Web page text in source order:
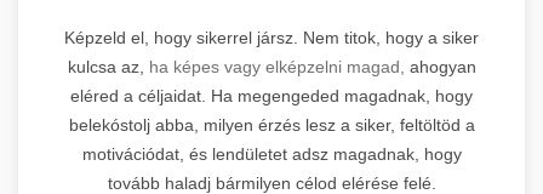
Képzeld el, hogy sikerrel jársz. Nem titok, hogy a siker
kulcsa az, ha képes vagy elképzelni magad, ahogyan
eléred a céljaidat. Ha megengeded magadnak, hogy
belekóstolj abba, milyen érzés lesz a siker, feltöltöd a
motivációdat, és lendületet adsz magadnak, hogy
tovább haladj bármilyen célod elérése felé.